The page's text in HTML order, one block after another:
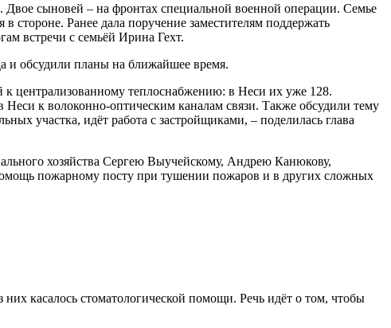
сыновей – на фронтах специальной военной операции. Семье
стороне. Ранее дала поручение заместителям поддержать
встречи с семьёй Ирина Гехт.
и обсудили планы на ближайшее время.
централизованному теплоснабжению: в Неси их уже 128.
к волоконно-оптическим каналам связи. Также обсудили тему
участка, идёт работа с застройщиками, – поделилась глава
хозяйства Сергею Выучейскому, Андрею Канюкову,
пожарному посту при тушении пожаров и в других сложных
касалось стоматологической помощи. Речь идёт о том, чтобы